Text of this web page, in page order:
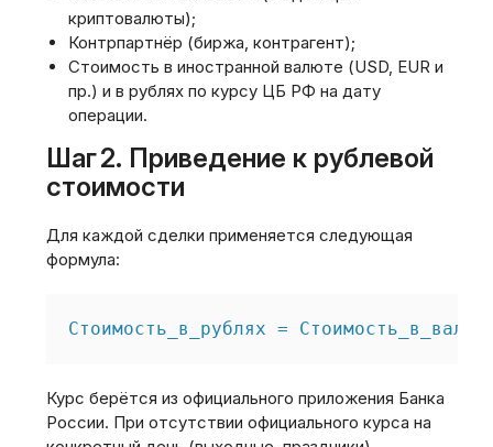
криптовалюты);
Контрпартнёр (биржа‚ контрагент);
Стоимость в иностранной валюте (USD‚ EUR и
пр.) и в рублях по курсу ЦБ РФ на дату
операции.
Шаг 2. Приведение к рублевой
стоимости
Для каждой сделки применяется следующая
формула:
Курс берётся из официального приложения Банка
России. При отсутствии официального курса на